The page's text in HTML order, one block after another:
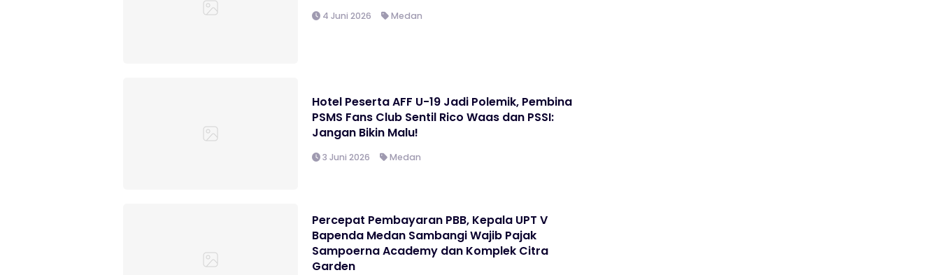
4 Juni 2026 Medan
Hotel Peserta AFF U-19 Jadi Polemik, Pembina
PSMS Fans Club Sentil Rico Waas dan PSSI:
Jangan Bikin Malu!
3 Juni 2026 Medan
Percepat Pembayaran PBB, Kepala UPT V
Bapenda Medan Sambangi Wajib Pajak
Sampoerna Academy dan Komplek Citra
Garden